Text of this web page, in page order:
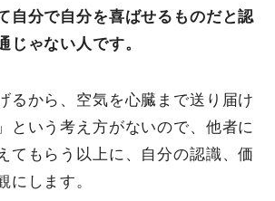
自分で自分を喜ばせるものだと認
じゃない人です。
るから、空気を心臓まで送り届け
という考え方がないので、他者に
てもらう以上に、自分の認識、価
にします。